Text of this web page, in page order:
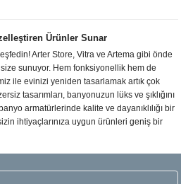
Ürünler Sunar
Arter Store, Vitra ve Artema gibi önde
sunuyor. Hem fonksiyonellik hem de
ile evinizi yeniden tasarlamak artık çok
tasarımları, banyonuzun lüks ve şıklığını
armatürlerinde kalite ve dayanıklılığı bir
ihtiyaçlarınıza uygun ürünleri geniş bir